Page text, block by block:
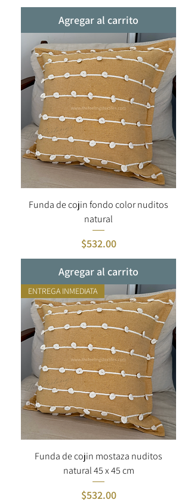
Agregar al carrito
Funda de cojin fondo color nuditos
natural
Precio
$532.00
Agregar al carrito
ENTREGA INMEDIATA
Funda de cojin mostaza nuditos
natural 45 x 45 cm
Precio
$532.00